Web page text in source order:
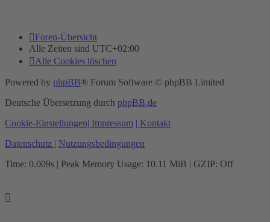
Foren-Übersicht
Alle Zeiten sind UTC+02:00
Alle Cookies löschen
Powered by phpBB® Forum Software © phpBB Limited
Deutsche Übersetzung durch phpBB.de
Cookie-Einstellungen| Impressum | Kontakt
Datenschutz | Nutzungsbedingungen
Time: 0.009s | Peak Memory Usage: 10.11 MiB | GZIP: Off